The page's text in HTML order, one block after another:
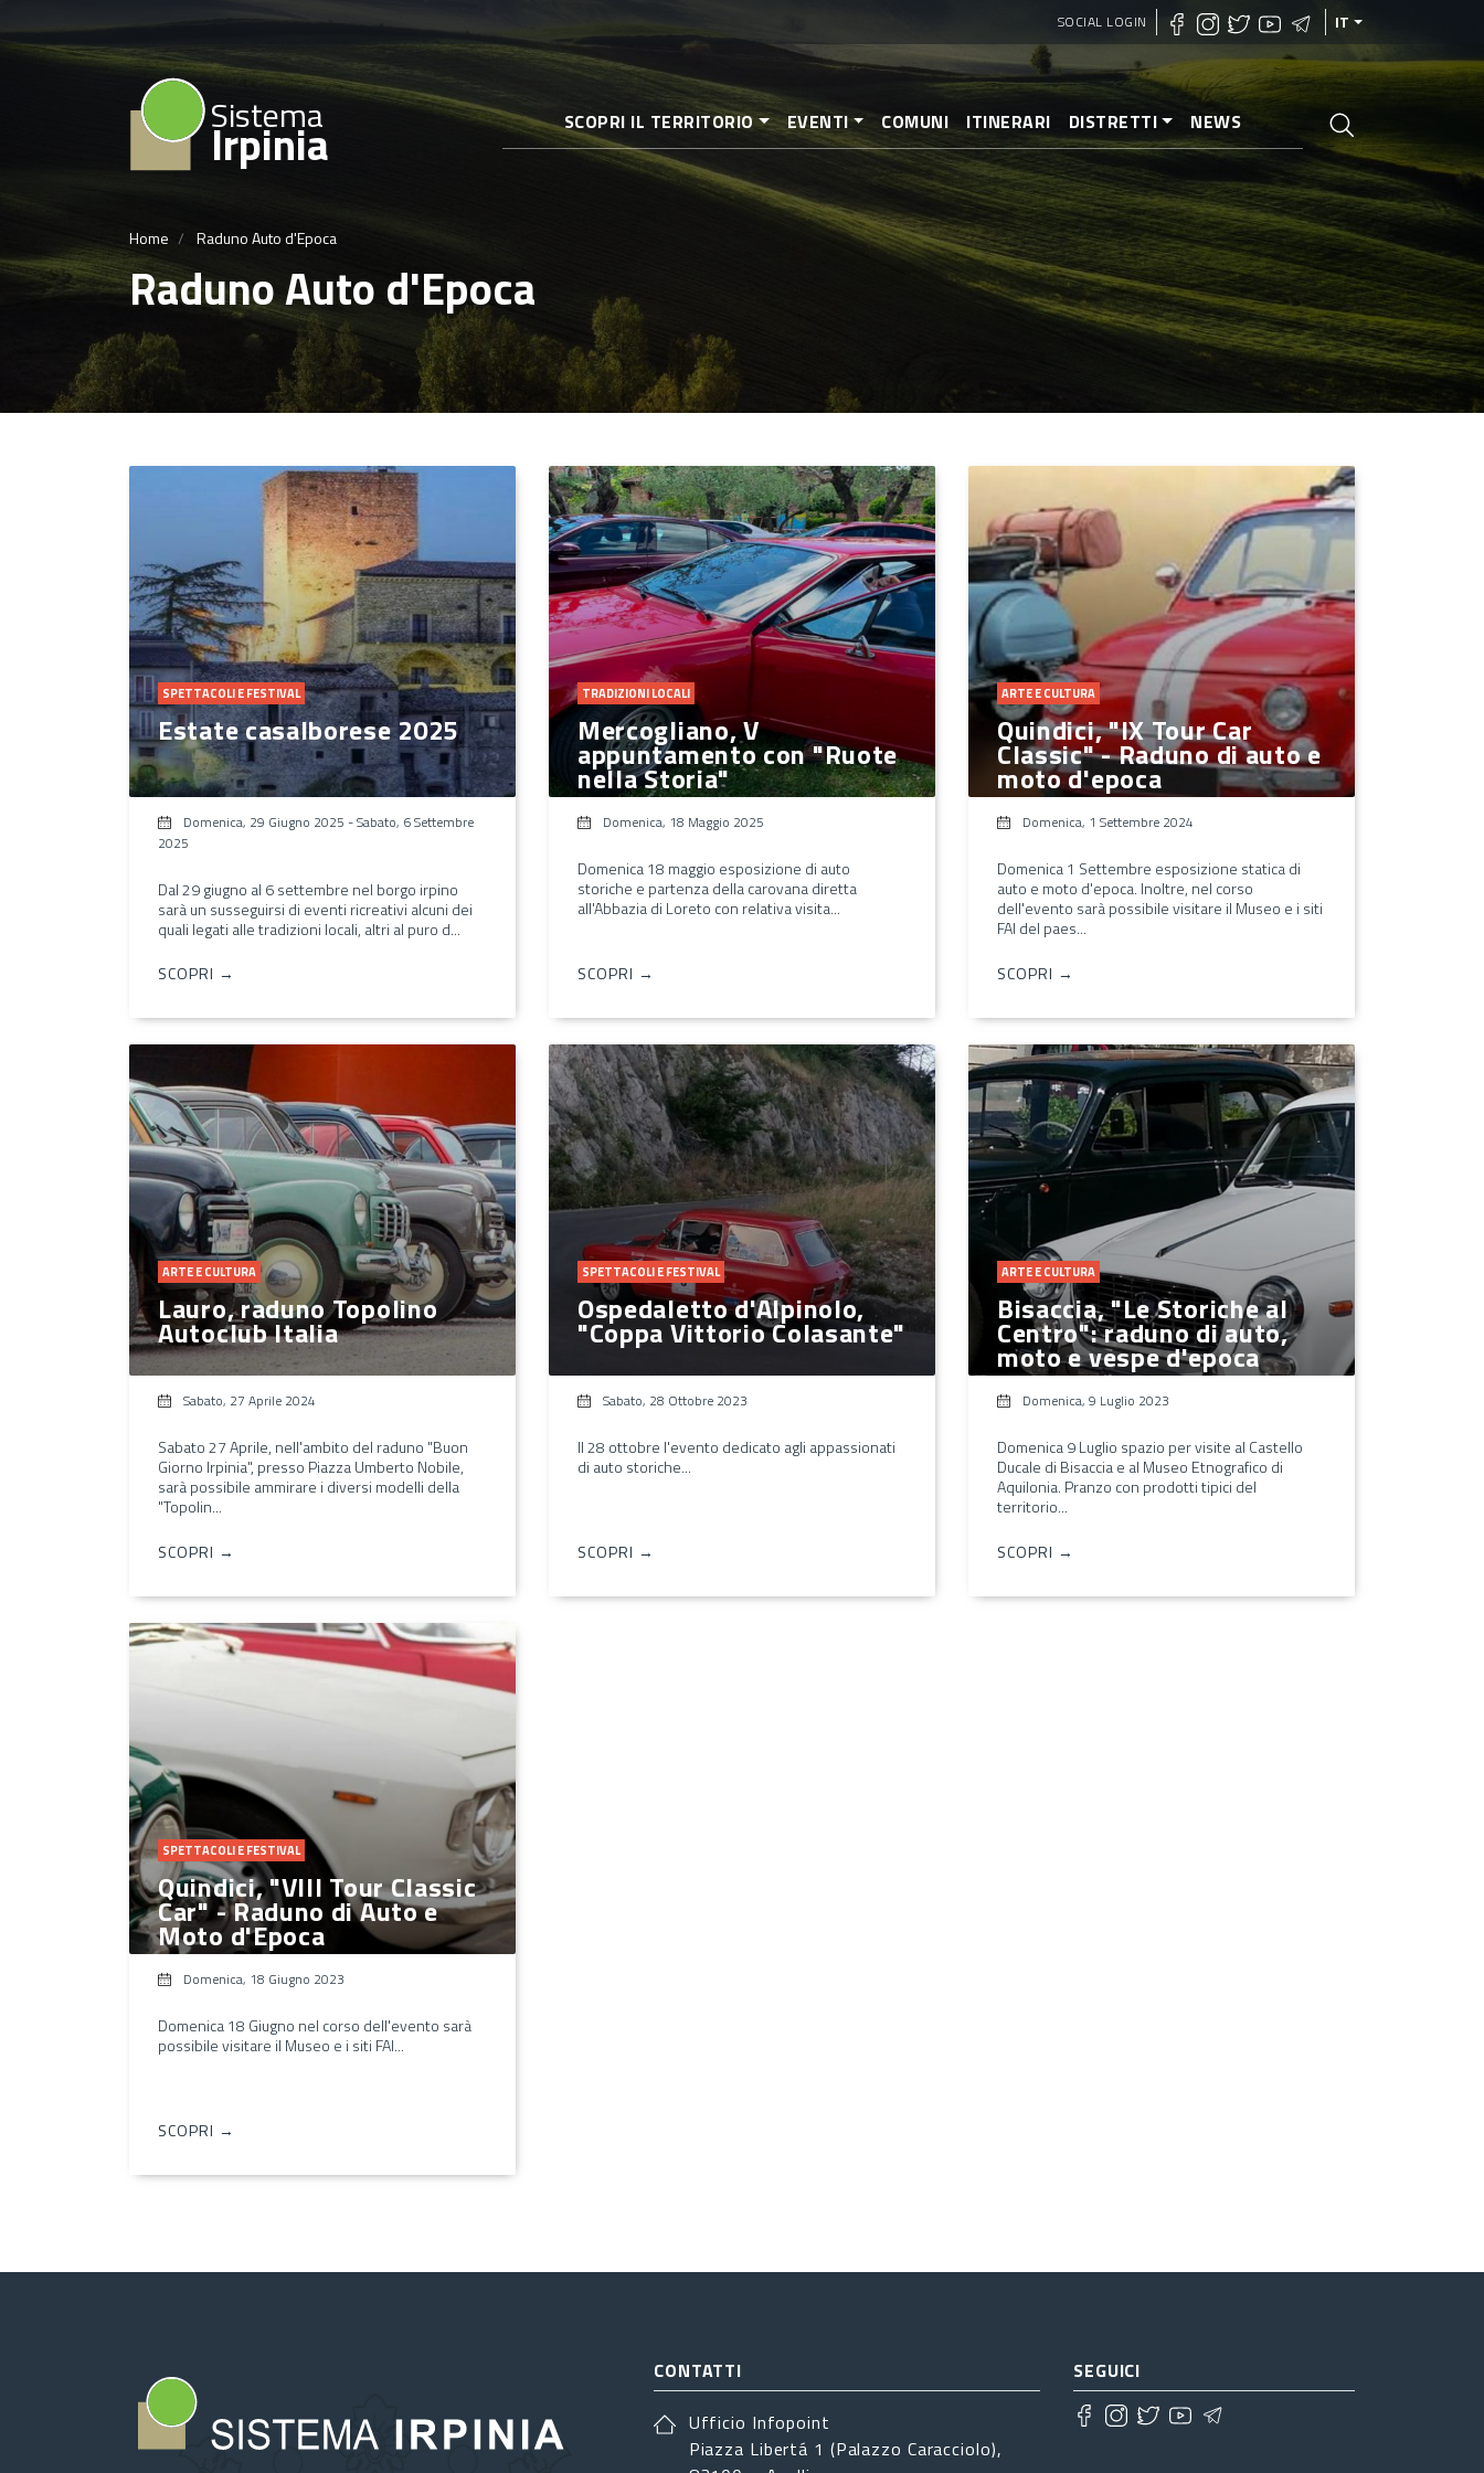
al
contenuto
principale
SOCIAL LOGIN IT
Sistema
Irpinia SCOPRI IL TERRITORIO EVENTI COMUNI ITINERARI DISTRETTI NEWS
Home Raduno Auto d'Epoca
Raduno Auto d'Epoca
SPETTACOLI E FESTIVAL
Estate casalborese 2025
Domenica, 29 Giugno 2025 -Sabato, 6 Settembre
2025
Dal 29 giugno al 6 settembre nel borgo irpino
sarà un susseguirsi di eventi ricreativi alcuni dei
quali legati alle tradizioni locali, altri al puro d...
SCOPRI →
TRADIZIONI LOCALI
Mercogliano, V
appuntamento con "Ruote
nella Storia"
Domenica, 18 Maggio 2025
Domenica 18 maggio esposizione di auto
storiche e partenza della carovana diretta
all'Abbazia di Loreto con relativa visita...
SCOPRI →
ARTE E CULTURA
Quindici, "IX Tour Car
Classic" - Raduno di auto e
moto d'epoca
Domenica, 1 Settembre 2024
Domenica 1 Settembre esposizione statica di
auto e moto d'epoca. Inoltre, nel corso
dell'evento sarà possibile visitare il Museo e i siti
FAI del paes...
SCOPRI →
ARTE E CULTURA
Lauro, raduno Topolino
Autoclub Italia
Sabato, 27 Aprile 2024
Sabato 27 Aprile, nell'ambito del raduno "Buon
Giorno Irpinia", presso Piazza Umberto Nobile,
sarà possibile ammirare i diversi modelli della
"Topolin...
SCOPRI →
SPETTACOLI E FESTIVAL
Ospedaletto d'Alpinolo,
"Coppa Vittorio Colasante"
Sabato, 28 Ottobre 2023
Il 28 ottobre l'evento dedicato agli appassionati
di auto storiche...
SCOPRI →
ARTE E CULTURA
Bisaccia, "Le Storiche al
Centro": raduno di auto,
moto e vespe d'epoca
Domenica, 9 Luglio 2023
Domenica 9 Luglio spazio per visite al Castello
Ducale di Bisaccia e al Museo Etnografico di
Aquilonia. Pranzo con prodotti tipici del
territorio...
SCOPRI →
SPETTACOLI E FESTIVAL
Quindici, "VIII Tour Classic
Car" - Raduno di Auto e
Moto d'Epoca
Domenica, 18 Giugno 2023
Domenica 18 Giugno nel corso dell'evento sarà
possibile visitare il Museo e i siti FAI...
SCOPRI →
CONTATTI
Ufficio Infopoint
Piazza Libertá 1 (Palazzo Caracciolo),
SEGUICI